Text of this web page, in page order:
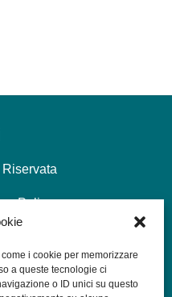
i cookie per memorizzare
a queste tecnologie ci
o ID unici su questo
Policy